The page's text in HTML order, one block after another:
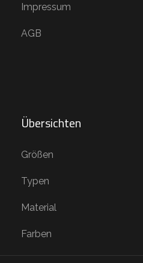
Impressum
AGB
Übersichten
Größen
Typen
Material
Farben